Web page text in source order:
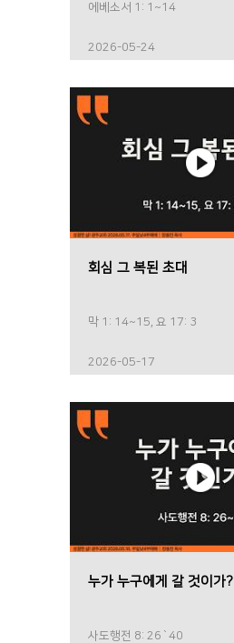
에베소서 1: 1~14
2026-05-24
회심 그 복된 초대
막 1: 14~15, 요 17: 3
2026-05-17
누가 누구에게 갈 것이가?
사도행전 8: 26`40